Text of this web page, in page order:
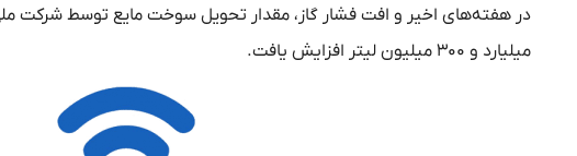
در هفته‌های اخیر و افت فشار گاز، مقدار تحویل سوخت مایع توسط شرکت
میلیارد و ۳۰۰ میلیون لیتر افزایش یافت.